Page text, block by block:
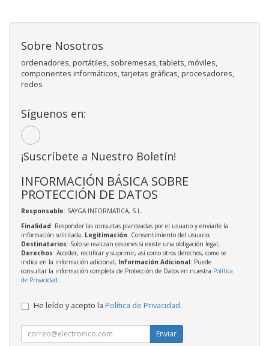
Sobre Nosotros
ordenadores, portátiles, sobremesas, tablets, móviles,
componentes informáticos, tarjetas gráficas, procesadores,
redes
Síguenos en:
¡Suscríbete a Nuestro Boletín!
INFORMACIÓN BÁSICA SOBRE
PROTECCIÓN DE DATOS
Responsable: SAYGA INFORMATICA, S.L.
Finalidad: Responder las consultas planteadas por el usuario y enviarle la
información solicitada; Legitimación: Consentimiento del usuario;
Destinatarios: Solo se realizan cesiones si existe una obligación legal;
Derechos: Acceder, rectificar y suprimir, así como otros derechos, como se
indica en la información adicional; Información Adicional: Puede
consultar la información completa de Protección de Datos en nuestra Política
de Privacidad
He leído y acepto la Política de Privacidad.
Enviar